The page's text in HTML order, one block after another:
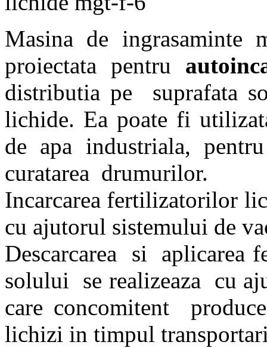
Masina de ingrasaminte
proiectata pentru
distributia pe suprafata
lichide. Ea poate fi
de apa industriala,
curatarea drumurilor.
Incarcarea fertilizatorilor
cu ajutorul sistemului de
Descarcarea si
solului se realizeaza cu
care concomitent
lichizi in timpul